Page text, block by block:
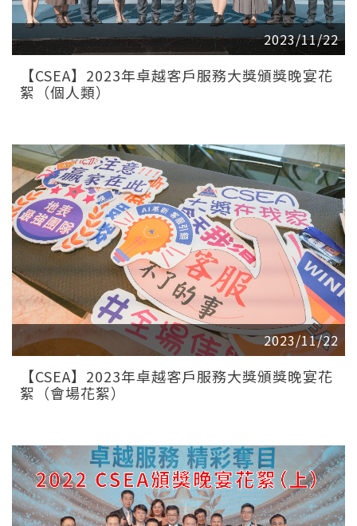
2023/11/22
【CSEA】2023年卓越客戶服務大獎頒獎晚宴花
絮（個人類）
2023/11/22
【CSEA】2023年卓越客戶服務大獎頒獎晚宴花
絮（會場花絮）